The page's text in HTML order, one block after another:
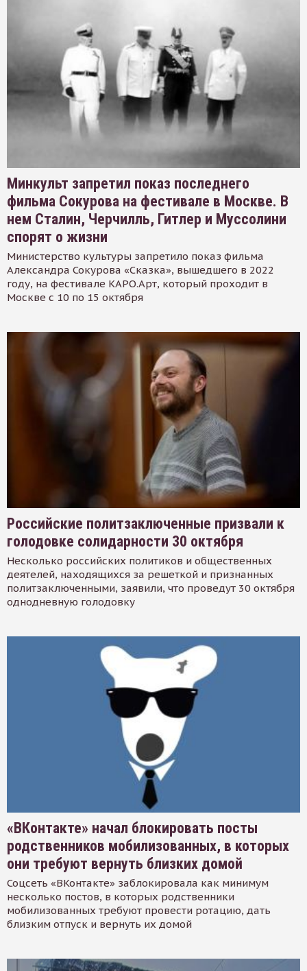
Минкульт запретил показ последнего
фильма Сокурова на фестивале в Москве. В
нем Сталин, Черчилль, Гитлер и Муссолини
спорят о жизни
Министерство культуры запретило показ фильма
Александра Сокурова «Сказка», вышедшего в 2022
году, на фестивале КАРО.Арт, который проходит в
Москве с 10 по 15 октября
Российские политзаключенные призвали к
голодовке солидарности 30 октября
Несколько российских политиков и общественных
деятелей, находящихся за решеткой и признанных
политзаключенными, заявили, что проведут 30 октября
однодневную голодовку
«ВКонтакте» начал блокировать посты
родственников мобилизованных, в которых
они требуют вернуть близких домой
Соцсеть «ВКонтакте» заблокировала как минимум
несколько постов, в которых родственники
мобилизованных требуют провести ротацию, дать
близким отпуск и вернуть их домой